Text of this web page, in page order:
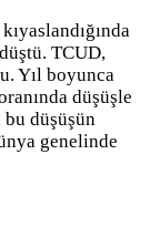
TCUD,
Yıl boyunca
düşüşle
düşüşün
genelinde